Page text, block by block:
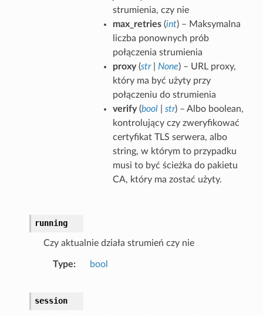
strumienia, czy nie
max_retries(int) – Maksymalna
liczba ponownych prób
połączenia strumienia
proxy(str| None) – URL proxy,
który ma być użyty przy
połączeniu do strumienia
verify(bool| str) – Albo boolean,
kontrolujący czy zweryfikować
certyfikat TLS serwera, albo
string, w którym to przypadku
musi to być ścieżka do pakietu
CA, który ma zostać użyty.
running
Czy aktualnie działa strumień czy nie
Type bool
session